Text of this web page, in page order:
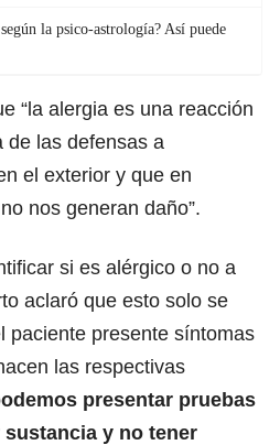
la psico-astrología? Así puede
“la alergia es una reacción
de las defensas a
el exterior y que en
nos generan daño”.
si es alérgico o no a
aclaró que esto solo se
paciente presente síntomas
las respectivas
presentar pruebas
y no tener